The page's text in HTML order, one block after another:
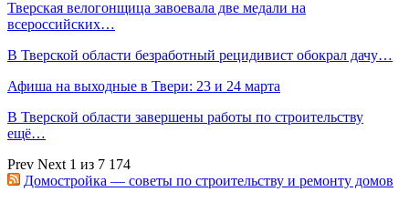
Тверская велогонщица завоевала две медали на
всероссийских…
В Тверской области безработный рецидивист обокрал дачу…
Афиша на выходные в Твери: 23 и 24 марта
В Тверской области завершены работы по строительству
ещё…
Prev Next 1 из 7 174
Домостройка — советы по строительству и ремонту домов